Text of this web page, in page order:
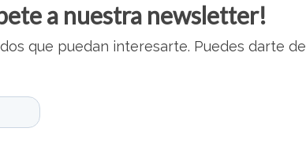
a nuestra newsletter!
que puedan interesarte. Puedes darte